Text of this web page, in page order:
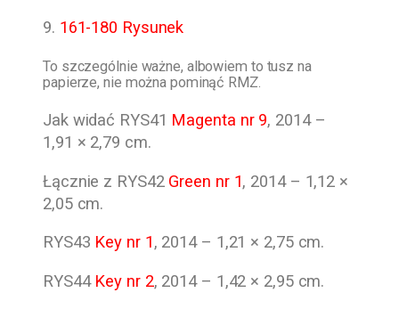
9. 161-180 Rysunek
To szczególnie ważne, albowiem to tusz na
papierze, nie można pominąć RMZ.
Jak widać RYS41 Magenta nr 9, 2014 –
1,91 × 2,79 cm.
Łącznie z RYS42 Green nr 1, 2014 – 1,12 ×
2,05 cm.
RYS43 Key nr 1, 2014 – 1,21 × 2,75 cm.
RYS44 Key nr 2, 2014 – 1,42 × 2,95 cm.